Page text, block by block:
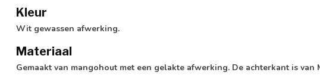
Kleur
Wit gewassen afwerking.
Materiaal
Gemaakt van mangohout met een gelakte afwerking. De achterkant is van